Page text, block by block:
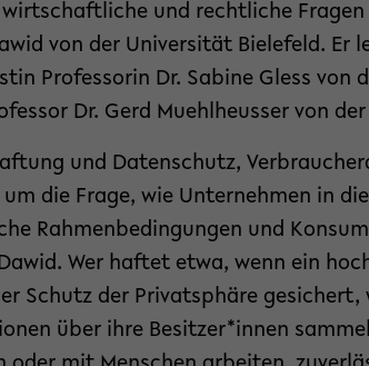
wirtschaftliche und rechtliche
von der Universität Bielefeld. Er
Professorin Dr. Sabine Gless von
Dr. Gerd Muehlheusser von
und Datenschutz,
die Frage, wie Unternehmen in
Rahmenbedingungen und
Wer haftet etwa, wenn ein
Schutz der Privatsphäre gesichert,
über ihre Besitzer*innen